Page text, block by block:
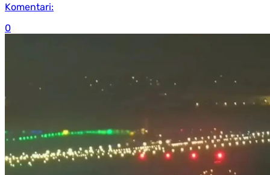
Komentari:
0